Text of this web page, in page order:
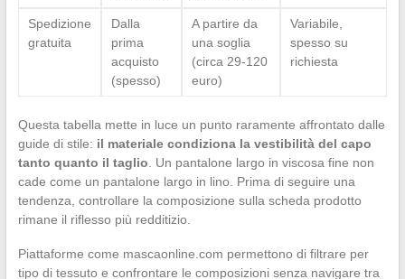
Spedizione
gratuita
Dalla
prima
acquisto
(spesso)
A partire da
una soglia
(circa 29-120
euro)
Variabile,
spesso su
richiesta
Questa tabella mette in luce un punto raramente affrontato dalle
guide di stile: il materiale condiziona la vestibilità del capo
tanto quanto il taglio . Un pantalone largo in viscosa fine non
cade come un pantalone largo in lino. Prima di seguire una
tendenza, controllare la composizione sulla scheda prodotto
rimane il riflesso più redditizio.
Piattaforme come mascaonline.com permettono di filtrare per
tipo di tessuto e confrontare le composizioni senza navigare tra